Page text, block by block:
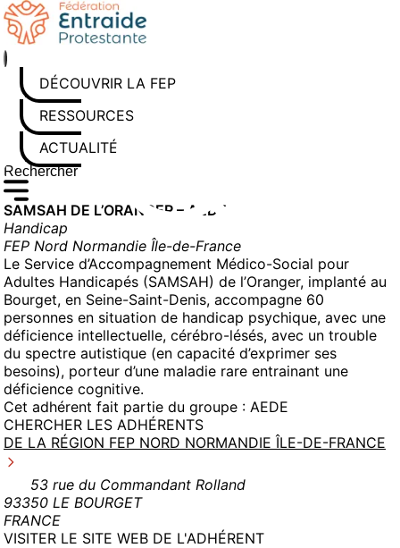
Aller
au
contenu
DÉCOUVRIR LA FEP
RESSOURCES
ACTUALITÉS
Rechercher sur le site
Saisissez au moins 3 caractères pour lancer la recherche
SAMSAH DE L’ORANGER – AEDE
Handicap
FEP Nord Normandie Île-de-France
Le Service d’Accompagnement Médico-Social pour
Adultes Handicapés (SAMSAH) de l’Oranger, implanté au
Bourget, en Seine-Saint-Denis, accompagne 60
personnes en situation de handicap psychique, avec une
déficience intellectuelle, cérébro-lésés, avec un trouble
du spectre autistique (en capacité d’exprimer ses
besoins), porteur d’une maladie rare entrainant une
déficience cognitive.
Cet adhérent fait partie du groupe : AEDE
CHERCHER LES ADHÉRENTS
DE LA RÉGION FEP NORD NORMANDIE ÎLE-DE-FRANCE
53 rue du Commandant Rolland
93350 LE BOURGET
FRANCE
VISITER LE SITE WEB DE L'ADHÉRENT(NOUVELLE